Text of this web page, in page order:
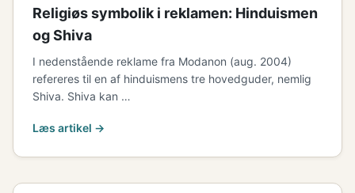
Religiøs symbolik i reklamen: Hinduismen
og Shiva
I nedenstående reklame fra Modanon (aug. 2004)
refereres til en af hinduismens tre hovedguder, nemlig
Shiva. Shiva kan …
Læs artikel →